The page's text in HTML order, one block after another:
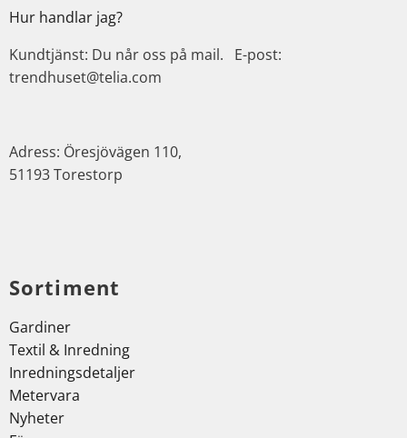
Hur handlar jag?
Kundtjänst: Du når oss på mail. E-post:
trendhuset@telia.com
Adress: Öresjövägen 110,
51193 Torestorp
Sortiment
Gardiner
Textil & Inredning
Inredningsdetaljer
Metervara
Nyheter